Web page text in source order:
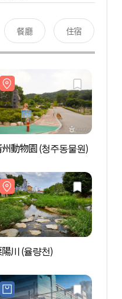
餐廳 住宿
動物園 (청주동물원)
川 (율량천)